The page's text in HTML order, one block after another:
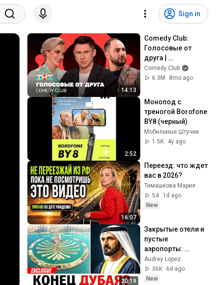
Sign in
14:13
Comedy Club:
Голосовые от
друга |
Батрутдинов,
Карибидис, Шкуро
Comedy Club
6.3M
8mo ago
2:52
Монопод с
треногой Borofone
BY8 (черный)
Мобильные Штучки
1.5K
4y ago
16:07
Переезд: что ждет
вас в 2026?
Тимашкова Мария
54
1d ago
New
20:19
Закрытые отели и
пустые
аэропорты:
почему
туристический бум
Дубая может
Audrey Lopez
36K
6d ago
New